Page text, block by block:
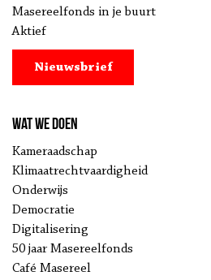
Masereelfonds in je buurt
Aktief
Nieuwsbrief
Wat we doen
Kameraadschap
Klimaatrechtvaardigheid
Onderwijs
Democratie
Digitalisering
50 jaar Masereelfonds
Café Masereel